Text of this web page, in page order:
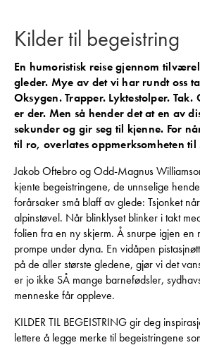
Kilder til begeistring
En humoristisk reise gjennom
gleder. Mye av det vi har rundt oss
Oksygen. Trapper. Lyktestolper.
er der. Men så hender det at en av
sekunder og gir seg til kjenne. For
til ro, overlates oppmerksomheten til
Jakob Oftebro og Odd-Magnus
kjente begeistringene, de unnselige
forårsaker små blaff av glede: Tsjonket
alpinstøvel. Når blinklyset blinker i takt
folien fra en ny skjerm. Å snurpe igjen en
prompe under dyna. En vidåpen
på de aller største gledene, gjør vi det
er jo ikke SÅ mange barnefødsler,
menneske får oppleve.
KILDER TIL BEGEISTRING gir deg
lettere å legge merke til begeistringene